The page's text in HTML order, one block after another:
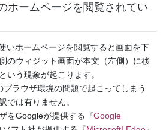
ホームページを閲覧されてい
いホームページを閲覧すると画面を下
のウィジット画面が本文（左側）に移
いう現象が起こります。
ラウザ環境の問題で起こってしまう
では有りません。
をGoogleが提供する『Google